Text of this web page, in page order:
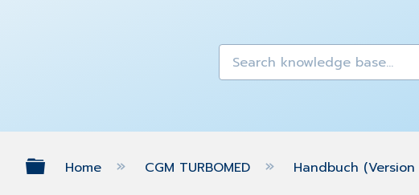
Expand/collapse global hierarchy
Home CGM TURBOMED Handbuch (Version